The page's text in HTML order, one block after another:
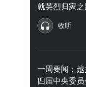
就英烈归家之
收听
一周要闻：
四届中央委